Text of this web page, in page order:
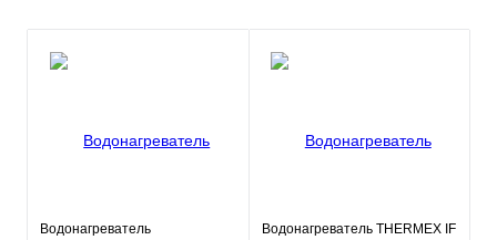
Водонагреватель
Водонагреватель THERMEX IF